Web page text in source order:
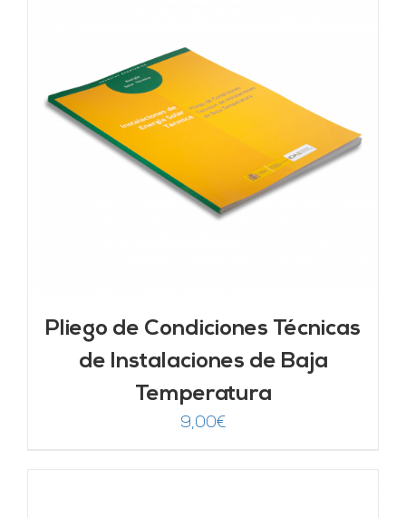
Pliego de Condiciones Técnicas
de Instalaciones de Baja
Temperatura
9,00€